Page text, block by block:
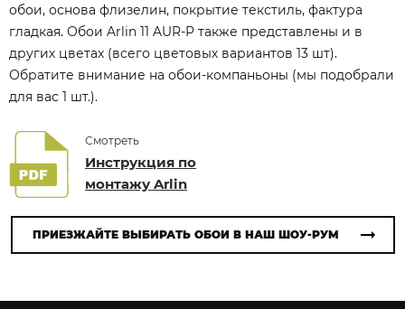
обои, основа флизелин, покрытие текстиль, фактура
гладкая. Обои Arlin 11 AUR-P также представлены и в
других цветах (всего цветовых вариантов 13 шт).
Обратите внимание на обои-компаньоны (мы подобрали
для вас 1 шт.).
Смотреть
Инструкция по
монтажу Arlin
ПРИЕЗЖАЙТЕ ВЫБИРАТЬ ОБОИ В НАШ ШОУ-РУМ